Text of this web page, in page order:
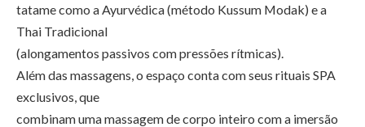
tatame como a Ayurvédica (método Kussum Modak) e a
Thai Tradicional
(alongamentos passivos com pressões rítmicas).
Além das massagens, o espaço conta com seus rituais SPA
exclusivos, que
combinam uma massagem de corpo inteiro com a imersão